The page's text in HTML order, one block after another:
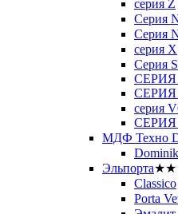
серия Z
Серия
Серия
серия X
Серия
СЕРИЯ
СЕРИЯ
серия
СЕРИЯ
МДФ Техно
Эльпорта
Classico
Porta